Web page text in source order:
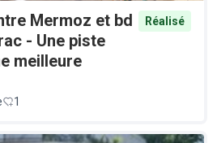
Mermoz et bd
- Une piste
meilleure
Réalisé
1